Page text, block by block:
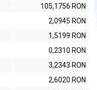
105,1756 RON
2,0945 RON
1,5199 RON
0,2310 RON
3,2343 RON
2,6020 RON